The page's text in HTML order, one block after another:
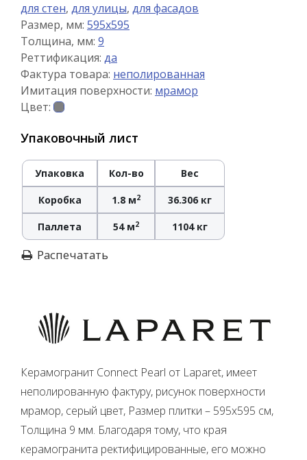
для стен, для улицы, для фасадов
Размер, мм: 595x595
Толщина, мм: 9
Реттификация: да
Фактура товара: неполированная
Имитация поверхности: мрамор
Цвет:
Упаковочный лист
Упаковка Кол-во Вес
Коробка 1.8 м2 36.306 кг
Паллета 54 м2 1104 кг
Распечатать
Керамогранит Connect Pearl от Laparet, имеет
неполированную фактуру, рисунок поверхности
мрамор, серый цвет, Размер плитки – 595x595 см,
Толщина 9 мм. Благодаря тому, что края
керамогранита ректифицированные, его можно